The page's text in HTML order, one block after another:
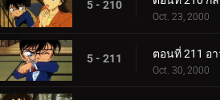
5 - 210
Oct. 23, 2000
5 - 211
Oct. 30, 2000